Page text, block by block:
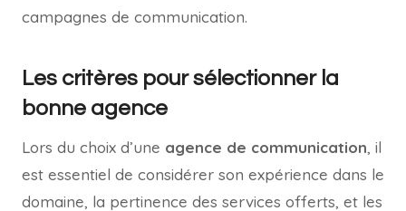
campagnes de communication.
Les critères pour sélectionner la
bonne agence
Lors du choix d’une agence de communication, il
est essentiel de considérer son expérience dans le
domaine, la pertinence des services offerts, et les